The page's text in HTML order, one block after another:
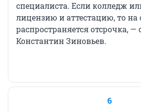
специалиста. Если колледж
лицензию и аттестацию, то на
распространяется отсрочка, —
Константин Зиновьев.
6